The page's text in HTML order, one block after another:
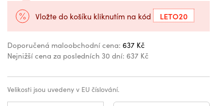
Vložte do košíku kliknutím na kód LETO20
Doporučená maloobchodní cena: 637 Kč
Nejnižší cena za posledních 30 dní: 637 Kč
Velikosti jsou uvedeny v EU číslování.